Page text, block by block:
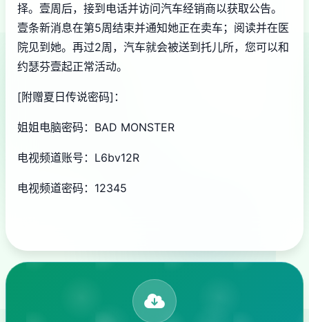
择。壹周后，接到电话并访问汽车经销商以获取公告。
壹条新消息在第5周结束并通知她正在卖车；阅读并在医
院见到她。再过2周，汽车就会被送到托儿所，您可以和
约瑟芬壹起正常活动。
[附赠夏日传说密码]：
姐姐电脑密码：BAD MONSTER
电视频道账号：L6bv12R
电视频道密码：12345